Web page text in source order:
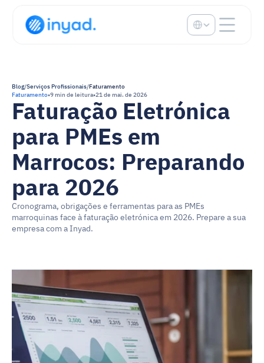
Blog/Serviços Profissionais/Faturamento
Faturamento•9 min de leitura•21 de mai. de 2026
Faturação Eletrónica
para PMEs em
Marrocos: Preparando
para 2026
Cronograma, obrigações e ferramentas para as PMEs
marroquinas face à faturação eletrónica em 2026. Prepare a sua
empresa com a Inyad.
Select Language